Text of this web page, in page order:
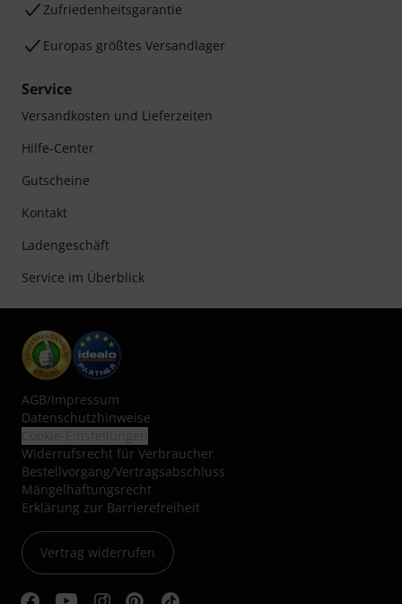
Zufriedenheitsgarantie
Europas größtes Versandlager
Service
Versandkosten und Lieferzeiten
Hilfe-Center
Gutscheine
Kontakt
Ladengeschäft
Service im Überblick
AGB/Impressum
Datenschutzhinweise
Widerrufsrecht für Verbraucher
Bestellvorgang/Vertragsabschluss
Mängelhaftungsrecht
Erklärung zur Barrierefreiheit
Vertrag widerrufen